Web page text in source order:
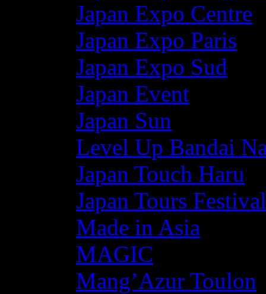
Japan Expo Centre
Japan Expo Paris
Japan Expo Sud
Japan Event
Japan Sun
Level Up Bandai
Japan Touch Haru
Japan Tours Festival
Made in Asia
MAGIC
Mang’Azur Toulon